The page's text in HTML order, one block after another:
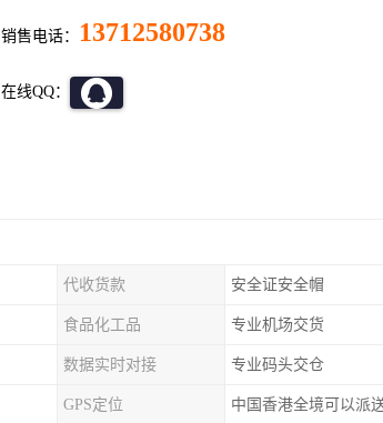
销售电话： 13712580738
在线QQ：
代收货款 安全证安全帽
食品化工品 专业机场交货
数据实时对接 专业码头交仓
GPS定位 中国香港全境可以派送